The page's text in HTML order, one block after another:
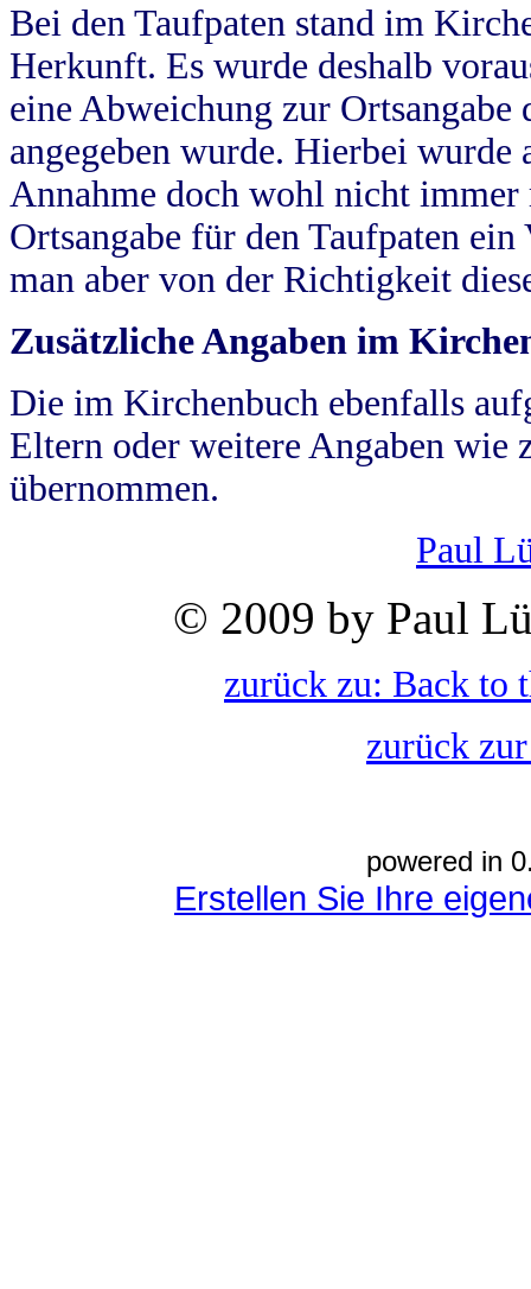
Bei den Taufpaten stand im
Herkunft. Es wurde deshalb
eine Abweichung zur
angegeben wurde. Hierbei wurde
Annahme doch wohl nicht
Ortsangabe für den Taufpaten
man aber von der Richtigkeit
Zusätzliche Angaben im
Die im Kirchenbuch ebenfalls
Eltern oder weitere Angaben wie
übernommen.
Paul
© 2009 by Paul
zurück zu: Back to
zurück
powered in
Erstellen Sie Ihre